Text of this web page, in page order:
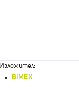
Изложител:
BIMEX